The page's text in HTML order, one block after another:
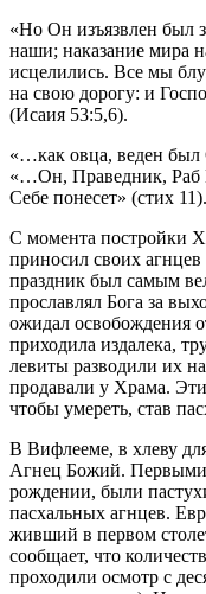
«Но Он изъязвлен был
наши; наказание мира
исцелились. Все мы
на свою дорогу: и
(Исаия 53:5,6).
«…как овца, веден
«…Он, Праведник, Раб
Себе понесет» (стих 11).
С момента постройки
приносил своих
праздник был самым
прославлял Бога за
ожидал освобождения
приходила издалека,
левиты разводили их
продавали у Храма.
чтобы умереть, став
В Вифлееме, в хлеву
Агнец Божий.
рождении, были
пасхальных агнцев.
живший в первом
сообщает, что
проходили осмотр с